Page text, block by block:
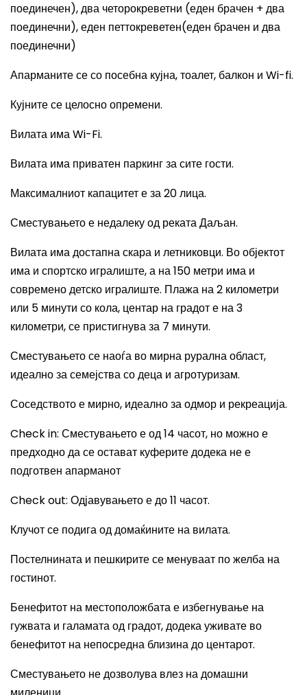
поединечен), два четорокреветни (еден брачен + два
поединечни), еден петтокреветен(еден брачен и два
поединечни)
Апарманите се со посебна кујна, тоалет, балкон и Wi-fi.
Кујните се целосно опремени.
Вилата имаWi-Fi.
Вилата има приватен паркинг за сите гости.
Максималниот капацитет е за 20 лица.
Сместувањето е недалеку од реката Даљан.
Вилата има достапна скара и летниковци. Во објектот
има и спортско игралиште, а на 150 метри има и
современо детско игралиште. Плажа на2 километри
или 5 минути со кола, центар на градот е на3
километри, се пристигнува за 7 минути.
Сместувањето се наоѓа во мирна рурална област,
идеално за семејства со деца и агротуризам.
Соседството е мирно, идеално за одмор и рекреација.
Check in: Сместувањето е од 14 часот, но можно е
предходно да се остават куферите додека не е
подготвен апарманот
Check out: Одјавувањето е до 11 часот.
Клучот се подига од домаќините на вилата.
Постелнината и пешкирите се менуваат по желба на
гостинот.
Бенефитот на местоположбата е избегнување на
гужвата и галамата од градот, додека уживате во
бенефитот на непосредна близина до центарот.
Сместувањето не дозволува влез на домашни